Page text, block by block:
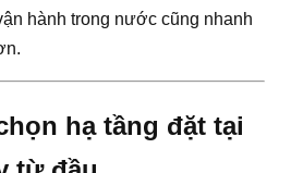
hành trong nước cũng nhanh
hạ tầng đặt tại